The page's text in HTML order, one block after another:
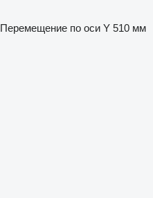
Перемещение по оси Y 510 мм